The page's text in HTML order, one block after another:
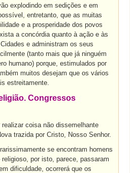
explodindo em sedições e em
entretanto, que as muitas
e a prosperidade dos povos
a concórdia quanto à ação e às
e administram os seus
(tanto mais que já ninguém
humano) porque, estimulados por
muitos desejam que os vários
estreitamente.
Congressos
coisa não dissemelhante
trazida por Cristo, Nosso Senhor.
se encontram homens
por isto, parece, passaram
dificuldade, ocorrerá que os